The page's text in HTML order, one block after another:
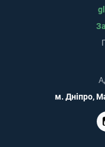
м. Дніпро,